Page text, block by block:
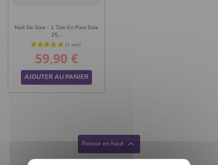
Nuit De Soie - 1 Taie En Pure Soie
25...
Prix
59,90 €
AJOUTER AU PANIER
Retour en haut 